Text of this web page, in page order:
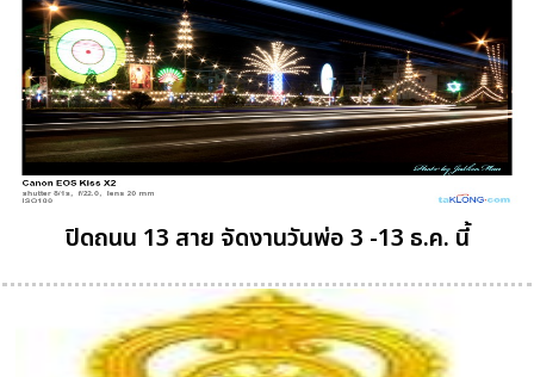
ปิดถนน 13 สาย จัดงานวันพ่อ 3 -13 ธ.ค. นี้